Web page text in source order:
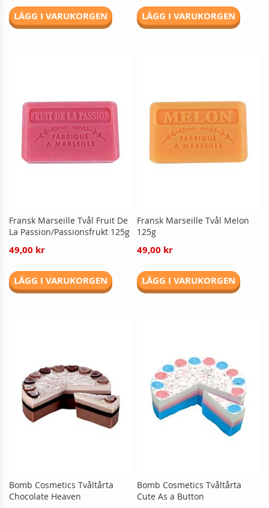
LÄGG I VARUKORGEN LÄGG I VARUKORGEN
Fransk Marseille Tvål Fruit De
La Passion/Passionsfrukt 125g
49,00 kr
LÄGG I VARUKORGEN
Fransk Marseille Tvål Melon
125g
49,00 kr
LÄGG I VARUKORGEN
Bomb Cosmetics Tvåltårta
Chocolate Heaven
Bomb Cosmetics Tvåltårta
Cute As a Button